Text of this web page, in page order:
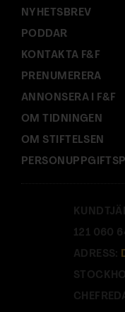
NYHETSBREV
PODDAR
KONTAKTA F&F
PRENUMERERA
ANNONSERA I F&F
OM TIDNINGEN
OM STIFTELSEN
121 060
ADRESS: